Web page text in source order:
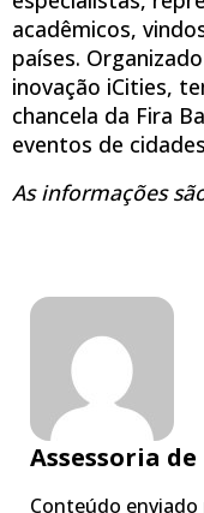
acadêmicos,
países.
inovação iCities,
chancela da Fira
eventos de
As informações
Assessoria
Conteúdo enviado